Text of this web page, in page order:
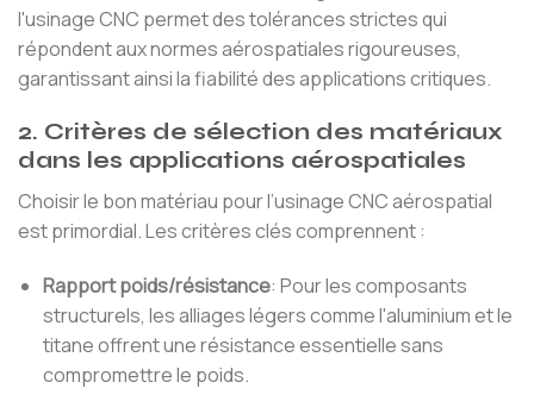
l'usinage CNC permet des tolérances strictes qui
répondent aux normes aérospatiales rigoureuses,
garantissant ainsi la fiabilité des applications critiques.
2. Critères de sélection des matériaux
dans les applications aérospatiales
Choisir le bon matériau pour l’usinage CNC aérospatial
est primordial. Les critères clés comprennent :
Rapport poids/résistance: Pour les composants
structurels, les alliages légers comme l'aluminium et le
titane offrent une résistance essentielle sans
compromettre le poids.